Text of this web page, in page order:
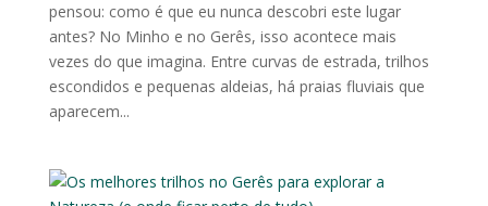
pensou: como é que eu nunca descobri este lugar
antes? No Minho e no Gerês, isso acontece mais
vezes do que imagina. Entre curvas de estrada, trilhos
escondidos e pequenas aldeias, há praias fluviais que
aparecem...